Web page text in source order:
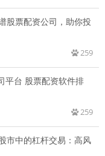
股票配资公司，助你投
259
平台 股票配资软件排
259
市中的杠杆交易：高风